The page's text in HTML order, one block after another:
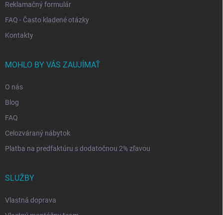
Reklamačný formulár
FAQ - Často kladené otázky
Kontakty
MOHLO BY VÁS ZAUJÍMAŤ
O nás
Blog
FAQ
Celozváraný nábytok
Platba na predfaktúru s dodatočnou 2% zľavou
SLUŽBY
Vlastná doprava